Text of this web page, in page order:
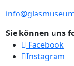
Sie können uns
Facebook
Instagram